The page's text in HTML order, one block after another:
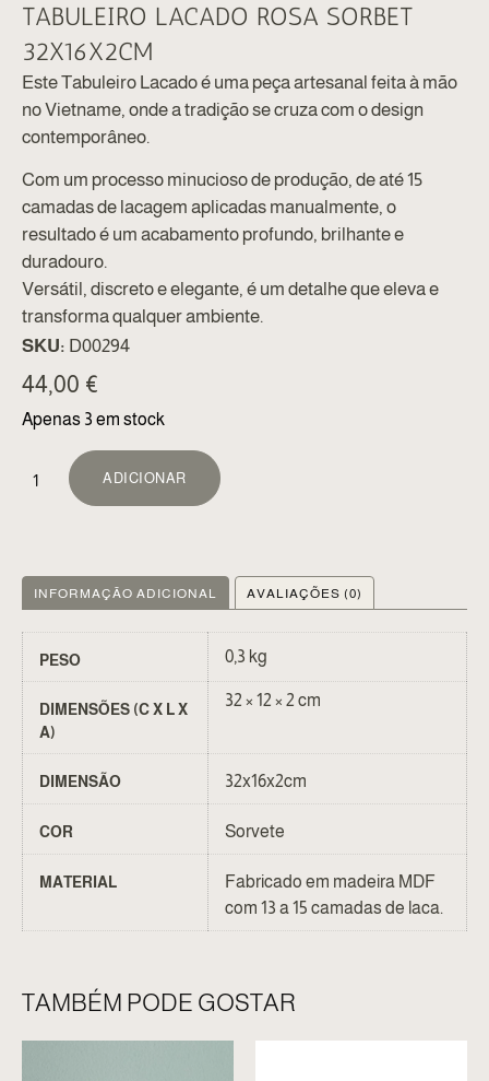
TABULEIRO LACADO ROSA SORBET
32X16X2CM
Este Tabuleiro Lacado é uma peça artesanal feita à mão
no Vietname, onde a tradição se cruza com o design
contemporâneo.
Com um processo minucioso de produção, de até 15
camadas de lacagem aplicadas manualmente, o
resultado é um acabamento profundo, brilhante e
duradouro.
Versátil, discreto e elegante, é um detalhe que eleva e
transforma qualquer ambiente.
SKU: D00294
44,00 €
Apenas 3 em stock
ADICIONAR
INFORMAÇÃO ADICIONAL AVALIAÇÕES (0)
PESO 0,3 kg
DIMENSÕES (C X L X
A)
32 × 12 × 2 cm
DIMENSÃO 32x16x2cm
COR Sorvete
MATERIAL
Fabricado em madeira MDF
com 13 a 15 camadas de laca.
TAMBÉM PODE GOSTAR